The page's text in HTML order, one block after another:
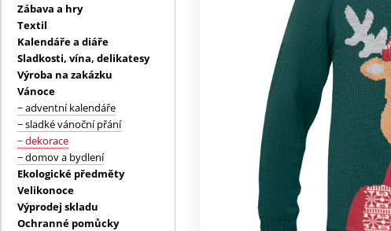
Zábava a hry
Textil
Kalendáře a diáře
Sladkosti, vína, delikatesy
Výroba na zakázku
Vánoce
− adventní kalendáře
− sladké vánoční přání
− dekorace
− domov a bydlení
Ekologické předměty
Velikonoce
Výprodej skladu
Ochranné pomůcky